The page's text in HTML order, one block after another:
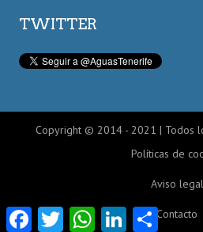
TWITTER
Copyright © 2014 - 2021 | Todos
Políticas de
Aviso legal
Contacto
FacebookTwitter WhatsAppLinkedInCompartir